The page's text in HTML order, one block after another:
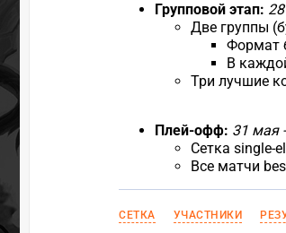
Групповой этап:
Две группы
Формат
В
Три лучшие
Плей-офф: 31 мая
Сетка single-
Все матчи
СЕТКА УЧАСТНИКИ